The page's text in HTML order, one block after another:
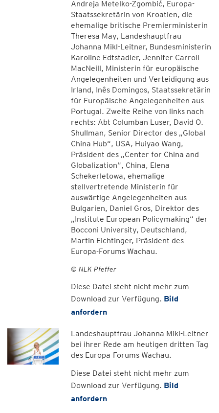
Andreja Metelko-Zgombić, Europa-
Staatssekretärin von Kroatien, die
ehemalige britische Premierministerin
Theresa May, Landeshauptfrau
Johanna Mikl-Leitner, Bundesministerin
Karoline Edtstadler, Jennifer Carroll
MacNeill, Ministerin für europäische
Angelegenheiten und Verteidigung aus
Irland, Inês Domingos, Staatssekretärin
für Europäische Angelegenheiten aus
Portugal. Zweite Reihe von links nach
rechts: Abt Columban Luser, David O.
Shullman, Senior Director des „Global
China Hub“, USA, Huiyao Wang,
Präsident des „Center for China and
Globalization“, China, Elena
Schekerletowa, ehemalige
stellvertretende Ministerin für
auswärtige Angelegenheiten aus
Bulgarien, Daniel Gros, Direktor des
„Institute European Policymaking“ der
Bocconi University, Deutschland,
Martin Eichtinger, Präsident des
Europa-Forums Wachau.
© NLK Pfeffer
Diese Datei steht nicht mehr zum
Download zur Verfügung. Bild
anfordern
Landeshauptfrau Johanna Mikl-Leitner
bei ihrer Rede am heutigen dritten Tag
des Europa-Forums Wachau.
Diese Datei steht nicht mehr zum
Download zur Verfügung. Bild
anfordern